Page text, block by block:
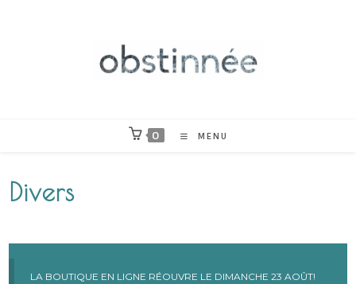
0 MENU
Divers
LA BOUTIQUE EN LIGNE RÉOUVRE LE DIMANCHE 23 AOÛT!